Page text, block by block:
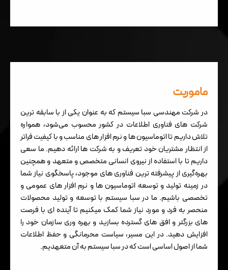
ماموریت
در شرکت مهندسی سبا سیستم که به عنوان یکی از با سابقه ترین
شرکت های فناوری اطلاعات در کشور محسوب می‌شود،‌ همواره
تلاش داریم تا اتوماسیون ها و نرم افزار های مناسب و با کیفیت فراتر
از انتظار مشتریان خود تعریف و به شرکت ها ارائه دهیم. ما سعی
داریم تا با استفاده از نیروی انسانی متخصص و متعهد و همچنین
بهره‌گیری از پیشرفته ترین فناوری های موجود،‌ پاسخگوی نیاز شما
در زمینه تولید و توسعه اتوماسیون ها و نرم افزار های عمومی و
تخصصی باشیم. ما در سبا سیستم با توسعه و تولید محصولات
منحصر به فرد و مورد نیاز شما کمک میکنیم تا آینده ای با فرصت
های بزرگتر و افق های گسترده بسازید و بهره وری سازمان خود را
افزایش دهید. در این مسیر، سیاست محرمانگی و حفظ اطلاعات
شما از اصول اساسی است که در سبا سیستم به آن متعهدیم.